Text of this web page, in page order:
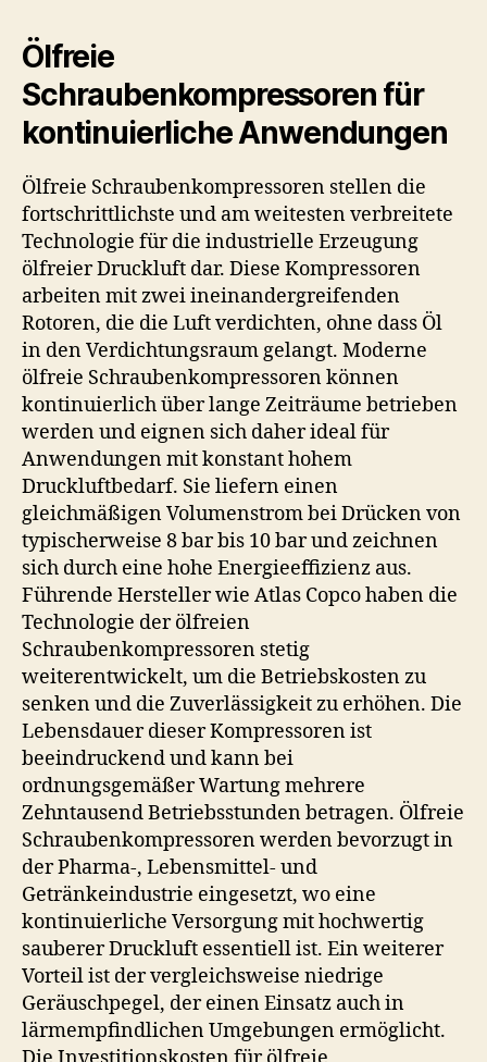
Ölfreie
Schraubenkompressoren für
kontinuierliche Anwendungen
Ölfreie Schraubenkompressoren stellen die
fortschrittlichste und am weitesten verbreitete
Technologie für die industrielle Erzeugung
ölfreier Druckluft dar. Diese Kompressoren
arbeiten mit zwei ineinandergreifenden
Rotoren, die die Luft verdichten, ohne dass Öl
in den Verdichtungsraum gelangt. Moderne
ölfreie Schraubenkompressoren können
kontinuierlich über lange Zeiträume betrieben
werden und eignen sich daher ideal für
Anwendungen mit konstant hohem
Druckluftbedarf. Sie liefern einen
gleichmäßigen Volumenstrom bei Drücken von
typischerweise 8 bar bis 10 bar und zeichnen
sich durch eine hohe Energieeffizienz aus.
Führende Hersteller wie Atlas Copco haben die
Technologie der ölfreien
Schraubenkompressoren stetig
weiterentwickelt, um die Betriebskosten zu
senken und die Zuverlässigkeit zu erhöhen. Die
Lebensdauer dieser Kompressoren ist
beeindruckend und kann bei
ordnungsgemäßer Wartung mehrere
Zehntausend Betriebsstunden betragen. Ölfreie
Schraubenkompressoren werden bevorzugt in
der Pharma-, Lebensmittel- und
Getränkeindustrie eingesetzt, wo eine
kontinuierliche Versorgung mit hochwertig
sauberer Druckluft essentiell ist. Ein weiterer
Vorteil ist der vergleichsweise niedrige
Geräuschpegel, der einen Einsatz auch in
lärmempfindlichen Umgebungen ermöglicht.